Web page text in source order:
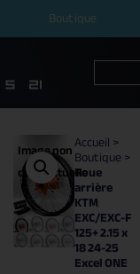
Boutique
Image non
contractuelle
Accueil>
Boutique>
Roue
arrière
KTM
EXC/EXC-F
125+ 2.15 x
18 24-25
Excel ONE